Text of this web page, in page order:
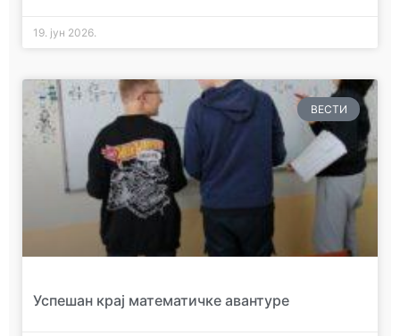
19. јун 2026.
ВЕСТИ
Успешан крај математичке авантуре